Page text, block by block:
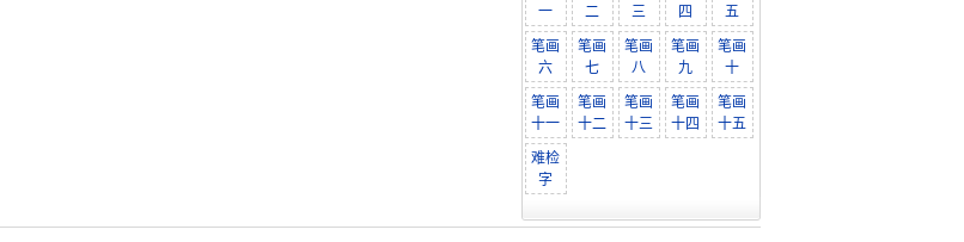
一
二
三
四
五
笔画
六
笔画
七
笔画
八
笔画
九
笔画
十
笔画
十一
笔画
十二
笔画
十三
笔画
十四
笔画
十五
难检
字